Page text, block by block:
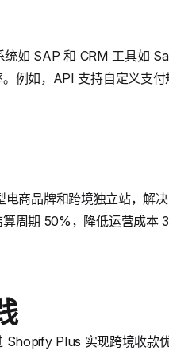
如 SAP 和 CRM 工具如
例如，API 支持自定义支
商品牌和跨境独立站，解
周期 50%，降低运营成
Plus 实现跨境收款